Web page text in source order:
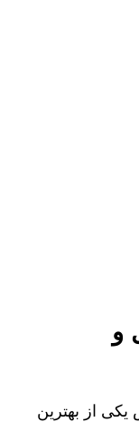
و
از بهترین